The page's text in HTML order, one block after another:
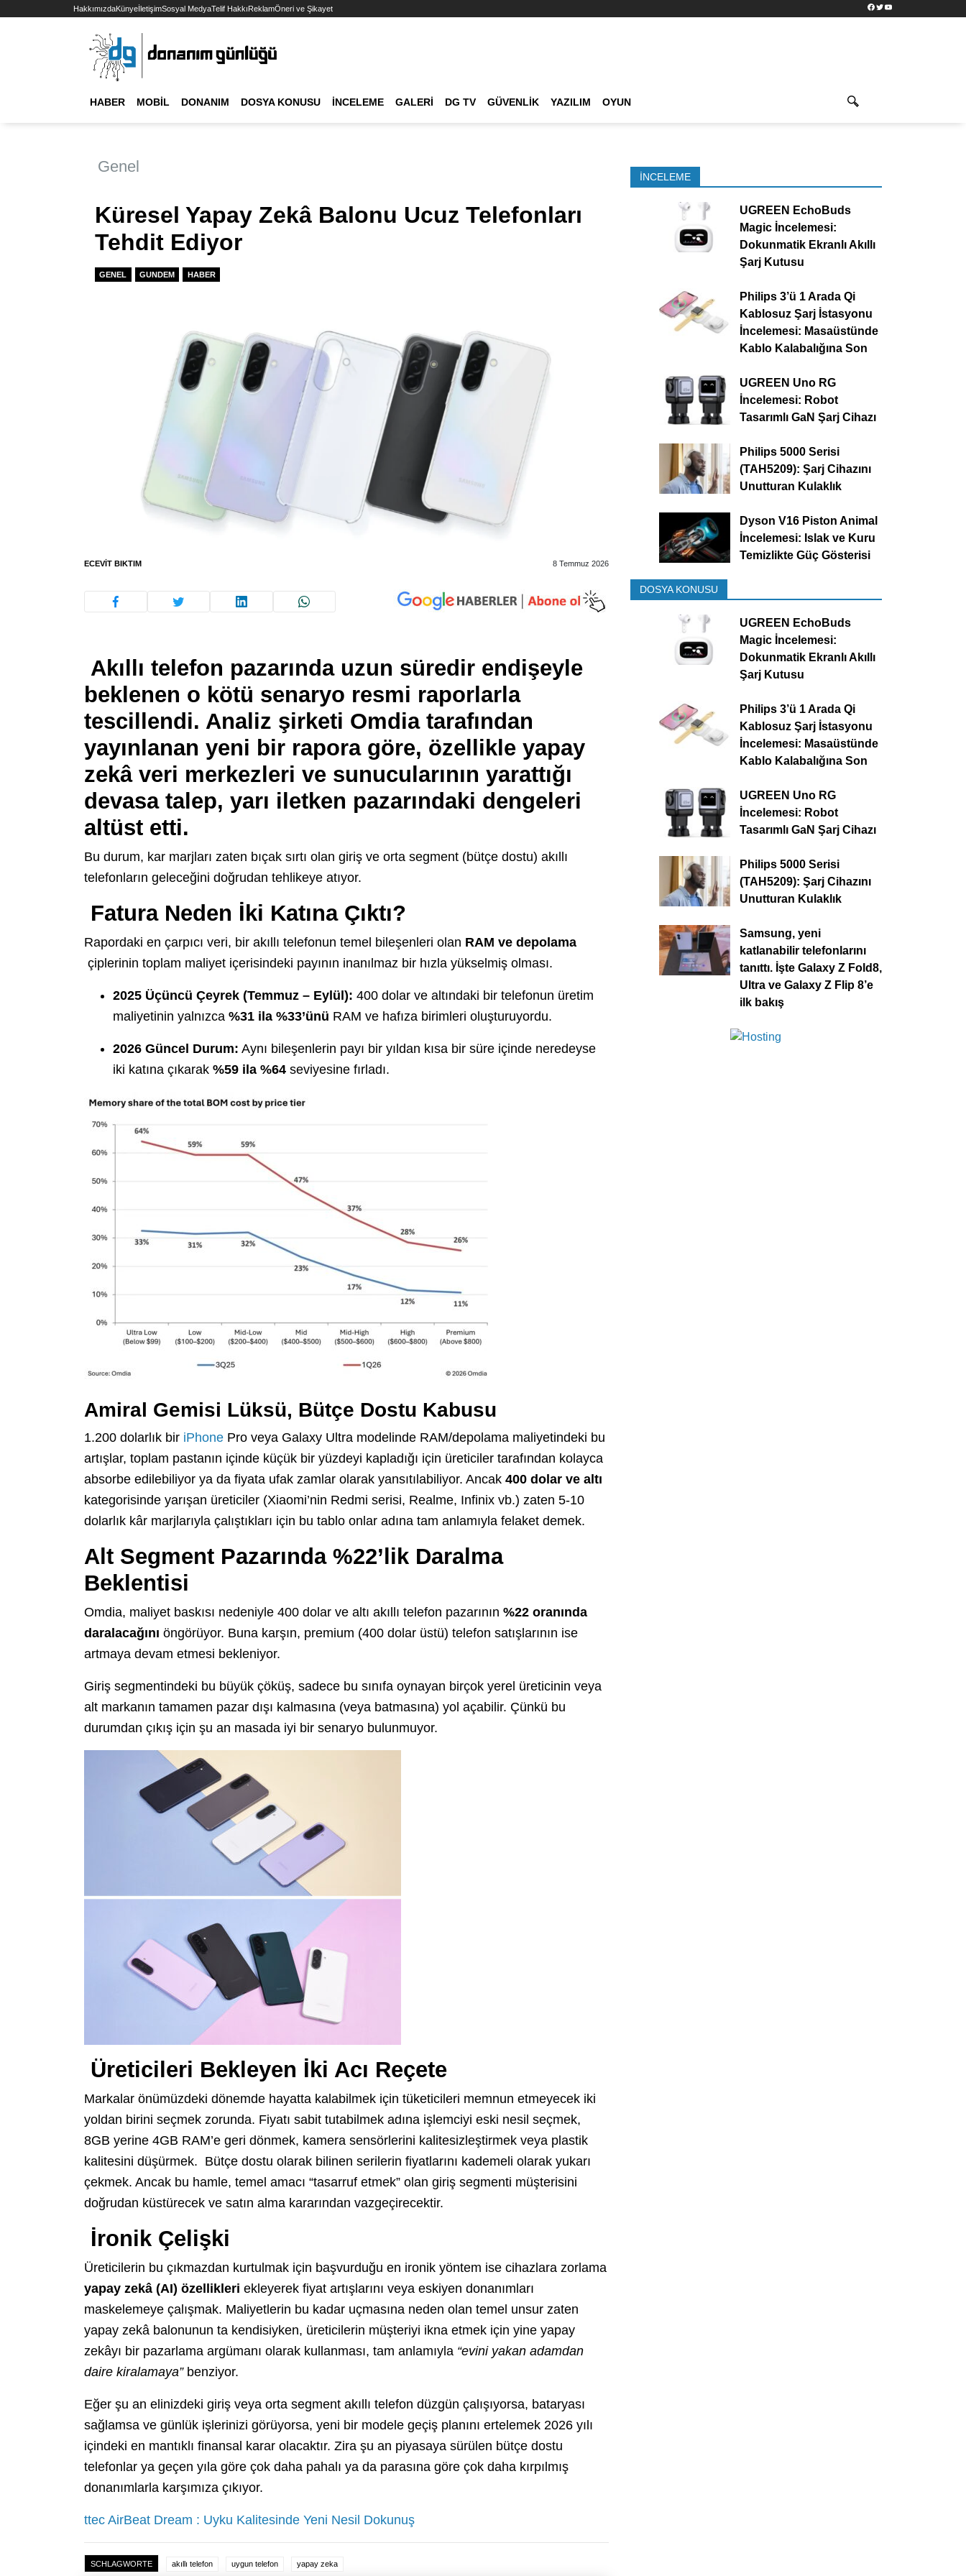
HakkımızdaKünyeİletişimSosyal MedyaTelif HakkıReklamÖneri ve Şikayet Facebook
TwitterYouTube
HABER MOBIL DONANIM DOSYA KONUSU İNCELEME GALERI DG TV GÜVENLIK YAZILIM OYUN
Genel
Küresel Yapay Zekâ Balonu Ucuz Telefonları
Tehdit Ediyor
GENEL GUNDEM HABER
ECEVIT BIKTIM 8 Temmuz 2026
Akıllı telefon pazarında uzun süredir endişeyle
beklenen o kötü senaryo resmi raporlarla
tescillendi. Analiz şirketi Omdiatarafından
yayınlanan yeni bir rapora göre, özellikle yapay
zekâ veri merkezleri ve sunucularının yarattığı
devasa talep, yarı iletken pazarındaki dengeleri
altüst etti.
Bu durum, kar marjları zaten bıçak sırtı olan giriş ve orta segment (bütçe dostu) akıllı
telefonların geleceğini doğrudan tehlikeye atıyor.
Fatura Neden İki Katına Çıktı?
Rapordaki en çarpıcı veri, bir akıllı telefonun temel bileşenleri olan RAM ve depolama
çiplerinin toplam maliyet içerisindeki payının inanılmaz bir hızla yükselmiş olması.
2025 Üçüncü Çeyrek (Temmuz – Eylül): 400 dolar ve altındaki bir telefonun üretim
maliyetinin yalnızca %31 ila %33’ünü RAM ve hafıza birimleri oluşturuyordu.
2026 Güncel Durum: Aynı bileşenlerin payı bir yıldan kısa bir süre içinde neredeyse
iki katına çıkarak %59 ila %64 seviyesine fırladı.
Amiral Gemisi Lüksü, Bütçe Dostu Kabusu
1.200 dolarlık bir iPhone Pro veya Galaxy Ultra modelinde RAM/depolama maliyetindeki bu
artışlar, toplam pastanın içinde küçük bir yüzdeyi kapladığı için üreticiler tarafından kolayca
absorbe edilebiliyor ya da fiyata ufak zamlar olarak yansıtılabiliyor. Ancak 400 dolar ve altı
kategorisinde yarışan üreticiler (Xiaomi’nin Redmi serisi, Realme, Infinix vb.) zaten 5-10
dolarlık kâr marjlarıyla çalıştıkları için bu tablo onlar adına tam anlamıyla felaket demek.
Alt Segment Pazarında %22’lik Daralma
Beklentisi
Omdia, maliyet baskısı nedeniyle 400 dolar ve altı akıllı telefon pazarının %22 oranında
daralacağını öngörüyor. Buna karşın, premium (400 dolar üstü) telefon satışlarının ise
artmaya devam etmesi bekleniyor.
Giriş segmentindeki bu büyük çöküş, sadece bu sınıfa oynayan birçok yerel üreticinin veya
alt markanın tamamen pazar dışı kalmasına (veya batmasına) yol açabilir. Çünkü bu
durumdan çıkış için şu an masada iyi bir senaryo bulunmuyor.
Üreticileri Bekleyen İki Acı Reçete
Markalar önümüzdeki dönemde hayatta kalabilmek için tüketicileri memnun etmeyecek iki
yoldan birini seçmek zorunda. Fiyatı sabit tutabilmek adına işlemciyi eski nesil seçmek,
8GB yerine 4GB RAM’e geri dönmek, kamera sensörlerini kalitesizleştirmek veya plastik
kalitesini düşürmek. Bütçe dostu olarak bilinen serilerin fiyatlarını kademeli olarak yukarı
çekmek. Ancak bu hamle, temel amacı “tasarruf etmek” olan giriş segmenti müşterisini
doğrudan küstürecek ve satın alma kararından vazgeçirecektir.
İronik Çelişki
Üreticilerin bu çıkmazdan kurtulmak için başvurduğu en ironik yöntem ise cihazlara zorlama
yapay zekâ (AI) özellikleri ekleyerek fiyat artışlarını veya eskiyen donanımları
maskelemeye çalışmak. Maliyetlerin bu kadar uçmasına neden olan temel unsur zaten
yapay zekâ balonunun ta kendisiyken, üreticilerin müşteriyi ikna etmek için yine yapay
zekâyı bir pazarlama argümanı olarak kullanması, tam anlamıyla “evini yakan adamdan
daire kiralamaya”benziyor.
Eğer şu an elinizdeki giriş veya orta segment akıllı telefon düzgün çalışıyorsa, bataryası
sağlamsa ve günlük işlerinizi görüyorsa, yeni bir modele geçiş planını ertelemek 2026 yılı
içindeki en mantıklı finansal karar olacaktır. Zira şu an piyasaya sürülen bütçe dostu
telefonlar ya geçen yıla göre çok daha pahalı ya da parasına göre çok daha kırpılmış
donanımlarla karşımıza çıkıyor.
ttec AirBeat Dream : Uyku Kalitesinde Yeni Nesil Dokunuş
SCHLAGWORTE akıllı telefon uygun telefon yapay zeka
İNCELEME
UGREEN EchoBuds
Magic İncelemesi:
Dokunmatik Ekranlı Akıllı
Şarj Kutusu
Philips 3’ü 1 Arada Qi
Kablosuz Şarj İstasyonu
İncelemesi: Masaüstünde
Kablo Kalabalığına Son
UGREEN Uno RG
İncelemesi: Robot
Tasarımlı GaN Şarj Cihazı
Philips 5000 Serisi
(TAH5209): Şarj Cihazını
Unutturan Kulaklık
Dyson V16 Piston Animal
İncelemesi: Islak ve Kuru
Temizlikte Güç Gösterisi
DOSYA KONUSU
UGREEN EchoBuds
Magic İncelemesi:
Dokunmatik Ekranlı Akıllı
Şarj Kutusu
Philips 3’ü 1 Arada Qi
Kablosuz Şarj İstasyonu
İncelemesi: Masaüstünde
Kablo Kalabalığına Son
UGREEN Uno RG
İncelemesi: Robot
Tasarımlı GaN Şarj Cihazı
Philips 5000 Serisi
(TAH5209): Şarj Cihazını
Unutturan Kulaklık
Samsung, yeni
katlanabilir telefonlarını
tanıttı. İşte Galaxy Z Fold8,
Ultra ve Galaxy Z Flip 8’e
ilk bakış